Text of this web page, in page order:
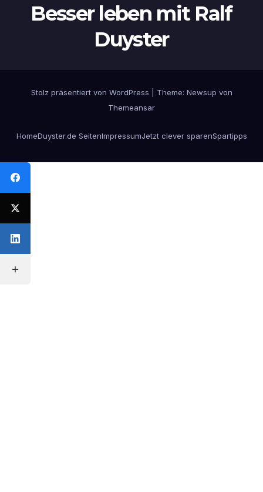
Besser leben mit Ralf
Duyster
Stolz präsentiert von WordPress Theme: Newsup von
Themeansar
HomeDuyster.de SeitenImpressumJetzt clever sparenSpartipps